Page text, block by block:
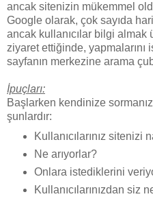
ancak sitenizin mükemmel
Google olarak, çok sayıda
ancak kullanıcılar bilgi
ziyaret ettiğinde, yapmalarını
sayfanın merkezine arama
İpuçları:
Başlarken kendinize
şunlardır:
Kullanıcılarınız sitenizi
Ne arıyorlar?
Onlara istediklerini
Kullanıcılarınızdan siz